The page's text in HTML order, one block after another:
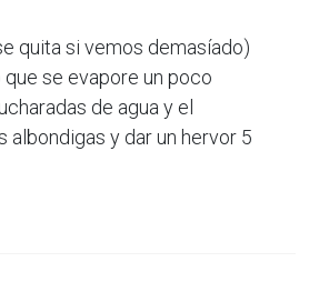
quita si vemos demasíado)
se evapore un poco
de agua y el
albondigas y dar un hervor 5